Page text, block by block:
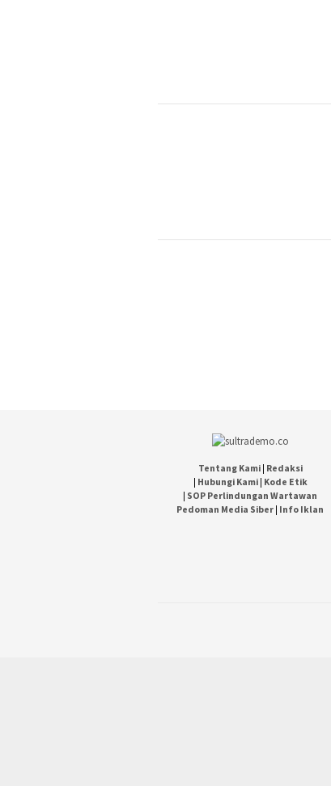
Tentang Kami| Redaksi
| Hubungi Kami| Kode Etik
| SOP Perlindungan Wartawan
Pedoman Media Siber | Info Iklan